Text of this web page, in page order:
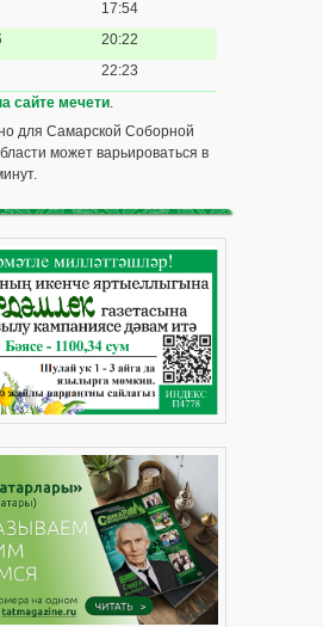
17:54
20:22
22:23
сайте мечети.
для Самарской Соборной
может варьироваться в